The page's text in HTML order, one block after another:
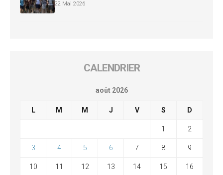
22 Mai 2026
CALENDRIER
août 2026
L M M J V S D
1 2
3 4 5 6 7 8 9
10 11 12 13 14 15 16